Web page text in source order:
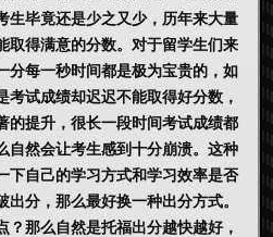
生毕竟还是少之又少，历年来大量
取得满意的分数。对于留学生们来
分每一秒时间都是极为宝贵的，如
试成绩却迟迟不能取得好分数，
的提升，很长一段时间考试成绩都
自然会让考生感到十分崩溃。这种
下自己的学习方式和学习效率是否
分，那么最好换一种出分方式。
那么自然是托福出分越快越好，